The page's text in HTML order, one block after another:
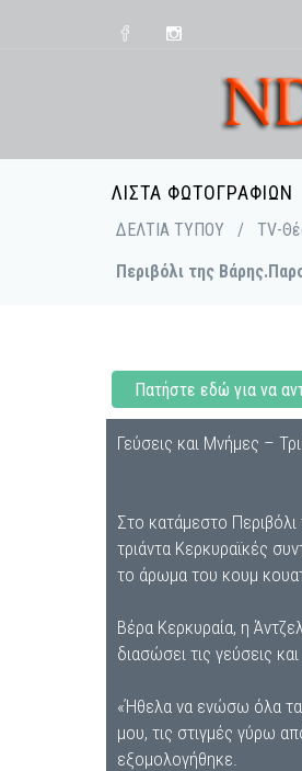
ΛΊΣΤΑ ΦΩΤΟΓΡΑΦΙΏΝ
ΔΕΛΤΙΑ ΤΥΠΟΥ / TV-
Περιβόλι της
Πατήστε εδώ για να
Γεύσεις και Μνήμες –
Στο κατάμεστο
τριάντα Κερκυραϊκές
το άρωμα του κουμ
Βέρα Κερκυραία, η
διασώσει τις γεύσεις
«Ήθελα να ενώσω όλα τα
μου, τις στιγμές γύρω
εξομολογήθηκε.